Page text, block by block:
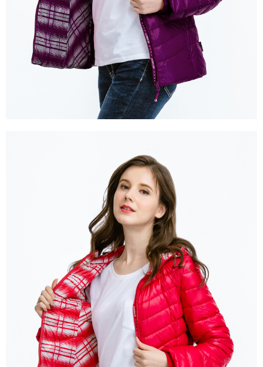
４．使用「AFTEE先享後付」時，將依據個別帳號之用戶狀況，依本公司即
時審查核予不同之上限額度；若仍有額度不足之情形，本公司將視審查結果
請求用戶進行身份認證。
５．嚴禁一人註冊多個帳號或使用他人資訊註冊。若發現惡意使用之情形，
恩沛科技股份有限公司將有權停止該用戶之使用額度並採取法律行動。
每筆NT$70，滿NT$800(含以上)免運費
付款後門市自取
免運費